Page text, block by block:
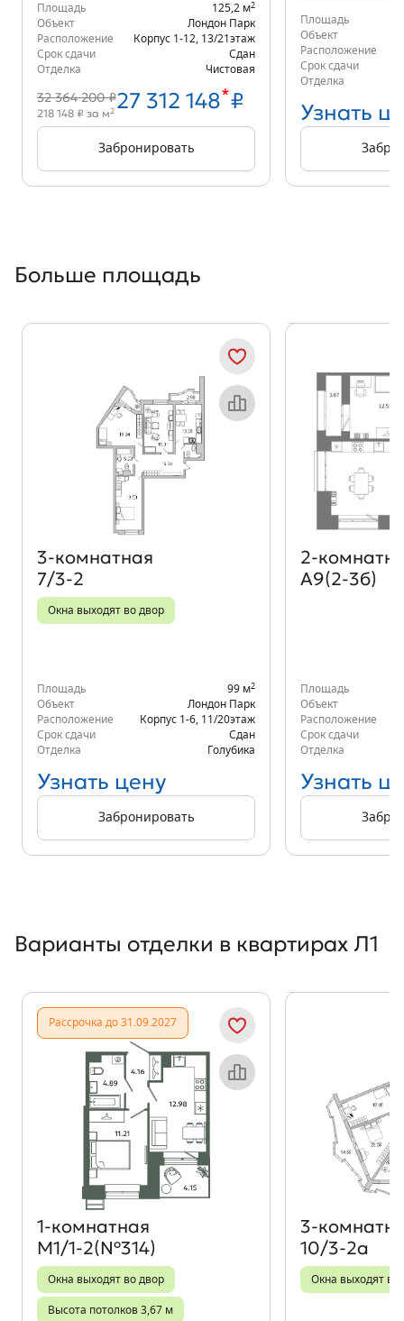
Площадь 125,2 м2
Объект
Лондон Парк
Расположение
Корпус 1-12 13/21 этаж
Срок сдачи
Сдан
Отделка
Чистовая
32 364 200 ₽27 312 148*₽
218 148 ₽ за м2
Забронировать
Площадь
Объект
Расположение
Срок сдачи
Отделка
Узнать
Больше площадь
Объект месяца
3‑комнатная
7/3-2
Окна выходят во двор
Площадь 99 м2
Объект
Лондон Парк
Расположение
Корпус 1-6 11/20этаж
Срок сдачи
Сдан
Отделка
Голубика
Узнать цену
Забронировать
А9(2-3б)
Площадь
Объект
Расположение
Срок сдачи
Отделка
Узнать
Варианты отделки в квартирах Л1
Рассрочка до 31.09.2027
Объект месяца
1‑комнатная
М1/1-2(№314)
Окна выходят во двор
Высота потолков 3,67 м
10/3-2а
Окна выходят во